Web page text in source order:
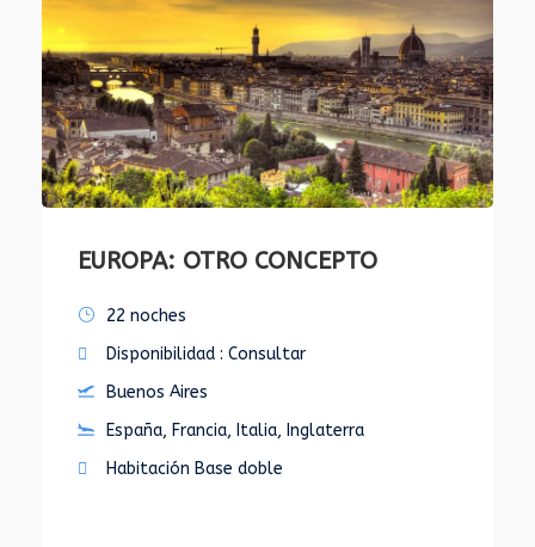
EUROPA: OTRO CONCEPTO
22 noches
Disponibilidad : Consultar
Buenos Aires
España, Francia, Italia, Inglaterra
Habitación Base doble